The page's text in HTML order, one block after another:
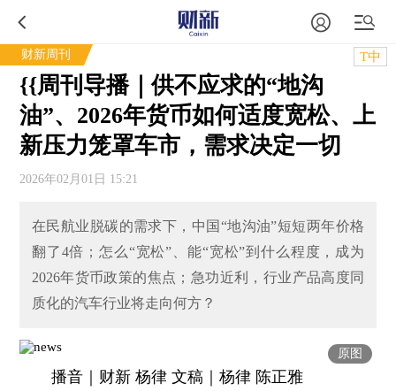
财新周刊 T中
{{周刊导播｜供不应求的“地沟
油”、2026年货币如何适度宽松、上
新压力笼罩车市，需求决定一切
2026年02月01日 15:21
在民航业脱碳的需求下，中国“地沟油”短短两年价格
翻了4倍；怎么“宽松”、能“宽松”到什么程度，成为
2026年货币政策的焦点；急功近利，行业产品高度同
质化的汽车行业将走向何方？
原图
播音｜财新 杨律 文稿｜杨律 陈正雅